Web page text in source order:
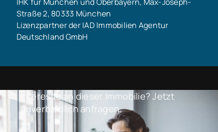
Straße 2, 80333 München
Lizenzpartner der IAD Immobilien Agentur
Deutschland GmbH
Interesse an dieser Immobilie? Jetzt
unverbindlich anfragen.